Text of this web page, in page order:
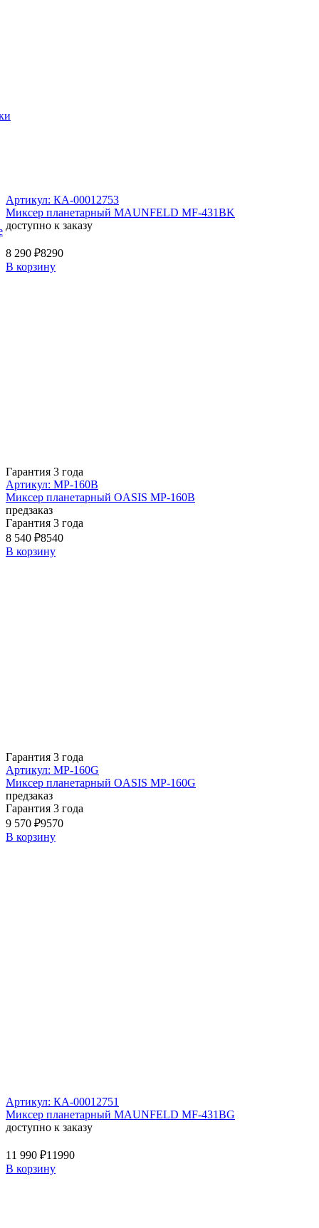
Артикул: КА-00012753
Миксер планетарный MAUNFELD MF-431BK
доступно к заказу
8 290 ₽8290
В корзину
Гарантия 3 года
Артикул: MP-160B
Миксер планетарный OASIS MP-160B
предзаказ
Гарантия 3 года
8 540 ₽8540
В корзину
Гарантия 3 года
Артикул: MP-160G
Миксер планетарный OASIS MP-160G
предзаказ
Гарантия 3 года
9 570 ₽9570
В корзину
Артикул: КА-00012751
Миксер планетарный MAUNFELD MF-431BG
доступно к заказу
11 990 ₽11990
В корзину